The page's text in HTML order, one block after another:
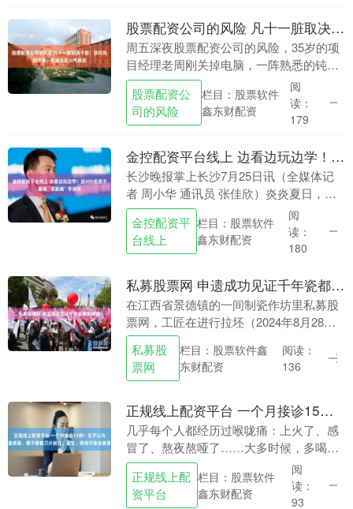
股票配资公司的风险 凡十一脏取决于胆！按对风池环跳，把堵住的火气排空
周五深夜股票配资公司的风险，35岁的项
目经理老周刚关掉电脑，一阵熟悉的钝痛
从后颈炸开，沿着右侧太阳穴一路扯到眼
眶。他习惯性地去摸水杯，想咽下的不仅
是口苦，还有那....
股票配资公
司的风险
栏目：股票软件
鑫东财配资
阅
读：
179
金控配资平台线上 边看边玩边学！近400名孩子暑期“零距离”学消防
长沙晚报掌上长沙7月25日讯（全媒体记
者 周小华 通讯员 张佳欣）炎炎夏日，安
全不放假。7月21日至24日，长沙经开区
消防救援大队龙华中心消防救援站迎来了
一群特....
金控配资平
台线上
栏目：股票软件
鑫东财配资
阅
读：
180
私募股票网 申遗成功见证千年瓷都新跨越
在江西省景德镇的一间制瓷作坊里私募股
票网，工匠在进行拉坯（2024年8月28日
摄）。新华社记者 万象 摄 新华社南昌7月
25日电 题：申遗成功见证千年瓷都新跨
越....
私募股
票网
栏目：股票软件鑫
东财配资
阅读：
136
正规线上配资平台 一个月接诊15例！女子以为是感冒，嗓子像被刀片刮过，医生：再拖可能会窒息
几乎每个人都经历过喉咙痛：上火了、感
冒了、熬夜熬哑了……大多时候，多喝两
杯热水、含片润喉糖，顶多吃点消炎药，
扛几天也就过去了。但25岁的小雪（化
名）却因为“扛了....
正规线上配
资平台
栏目：股票软件
鑫东财配资
阅
读：
93